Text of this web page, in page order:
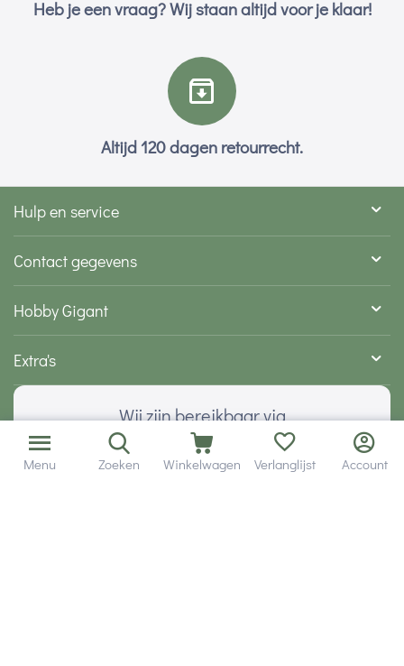
Heb je een vraag? Wij staan altijd voor je klaar!
Altijd 120 dagen retourrecht.
Hulp en service
Contact gegevens
Hobby Gigant
Extra's
Wij zijn bereikbaar via
Menu Zoeken Winkelwagen Verlanglijst Account